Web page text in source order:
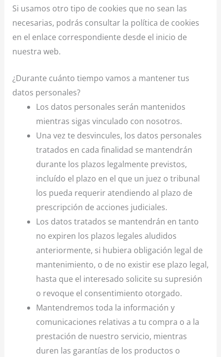
Si usamos otro tipo de cookies que no sean las
necesarias, podrás consultar la política de cookies
en el enlace correspondiente desde el inicio de
nuestra web.
¿Durante cuánto tiempo vamos a mantener tus
datos personales?
Los datos personales serán mantenidos
mientras sigas vinculado con nosotros.
Una vez te desvincules, los datos personales
tratados en cada finalidad se mantendrán
durante los plazos legalmente previstos,
incluído el plazo en el que un juez o tribunal
los pueda requerir atendiendo al plazo de
prescripción de acciones judiciales.
Los datos tratados se mantendrán en tanto
no expiren los plazos legales aludidos
anteriormente, si hubiera obligación legal de
mantenimiento, o de no existir ese plazo legal,
hasta que el interesado solicite su supresión
o revoque el consentimiento otorgado.
Mantendremos toda la información y
comunicaciones relativas a tu compra o a la
prestación de nuestro servicio, mientras
duren las garantías de los productos o